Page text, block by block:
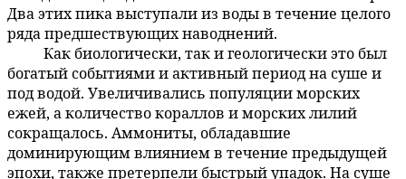
Два этих пика выступали из воды в течение целого
ряда предшествующих наводнений.
Как биологически, так и геологически это был
богатый событиями и активный период на суше и
под водой. Увеличивались популяции морских
ежей, а количество кораллов и морских лилий
сокращалось. Аммониты, обладавшие
доминирующим влиянием в течение предыдущей
эпохи, также претерпели быстрый упадок. На суше